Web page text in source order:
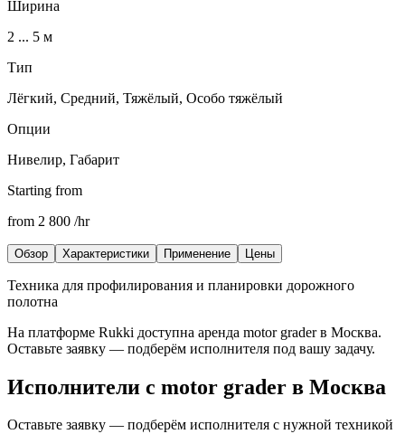
Ширина
2 ... 5 м
Тип
Лёгкий, Средний, Тяжёлый, Особо тяжёлый
Опции
Нивелир, Габарит
Starting from
from 2 800 /hr
Обзор Характеристики Применение Цены
Техника для профилирования и планировки дорожного
полотна
На платформе Rukki доступна аренда motor graderв Москва.
Оставьте заявку — подберём исполнителя под вашу задачу.
Исполнители с motor grader в Москва
Оставьте заявку — подберём исполнителя с нужной техникой